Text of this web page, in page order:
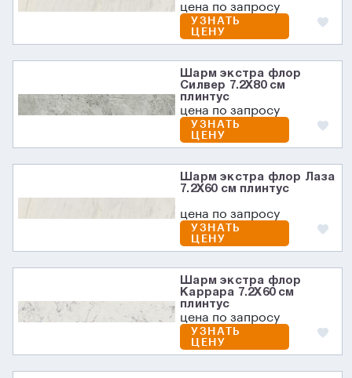
цена по запросу
УЗНАТЬ
ЦЕНУ
Шарм экстра флор
Силвер 7.2X80 см
плинтус
цена по запросу
УЗНАТЬ
ЦЕНУ
Шарм экстра флор Лаза
7.2X60 см плинтус
цена по запросу
УЗНАТЬ
ЦЕНУ
Шарм экстра флор
Каррара 7.2X60 см
плинтус
цена по запросу
УЗНАТЬ
ЦЕНУ